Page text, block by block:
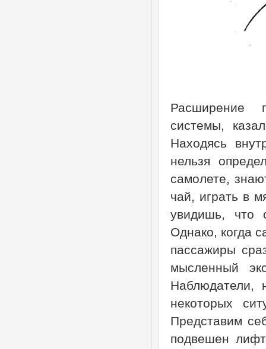
Расширение
системы,
Находясь
нельзя
самолете,
чай, играть в
увидишь, что
Однако, когда
пассажиры
мысленный
Наблюдатели,
некоторых
Представим
подвешен